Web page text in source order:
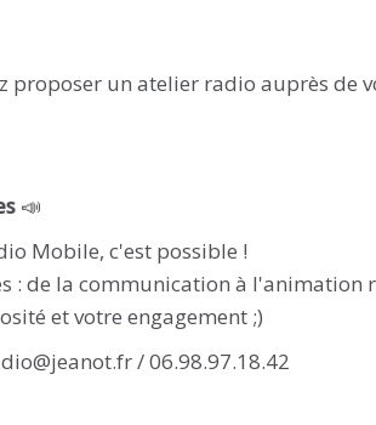
proposer un atelier radio auprès de
📣
Mobile, c'est possible !
: de la communication à l'animation
et votre engagement ;)
/ 06.98.97.18.42